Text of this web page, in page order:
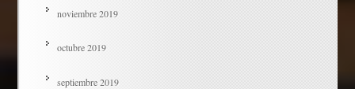
noviembre 2019
octubre 2019
septiembre 2019